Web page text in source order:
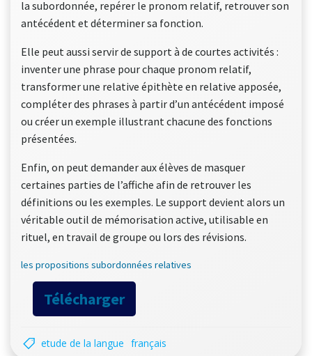
la subordonnée, repérer le pronom relatif, retrouver son
antécédent et déterminer sa fonction.
Elle peut aussi servir de support à de courtes activités :
inventer une phrase pour chaque pronom relatif,
transformer une relative épithète en relative apposée,
compléter des phrases à partir d’un antécédent imposé
ou créer un exemple illustrant chacune des fonctions
présentées.
Enfin, on peut demander aux élèves de masquer
certaines parties de l’affiche afin de retrouver les
définitions ou les exemples. Le support devient alors un
véritable outil de mémorisation active, utilisable en
rituel, en travail de groupe ou lors des révisions.
les propositions subordonnées relatives
Télécharger
etude de la langue français